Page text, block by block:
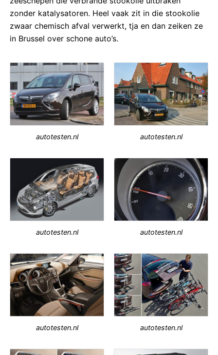
zonder katalysatoren. Heel vaak zit in die stookolie
zwaar chemisch afval verwerkt, tja en dan zeiken ze
in Brussel over schone auto’s.
autotesten.nl autotesten.nl
autotesten.nl autotesten.nl
autotesten.nl autotesten.nl